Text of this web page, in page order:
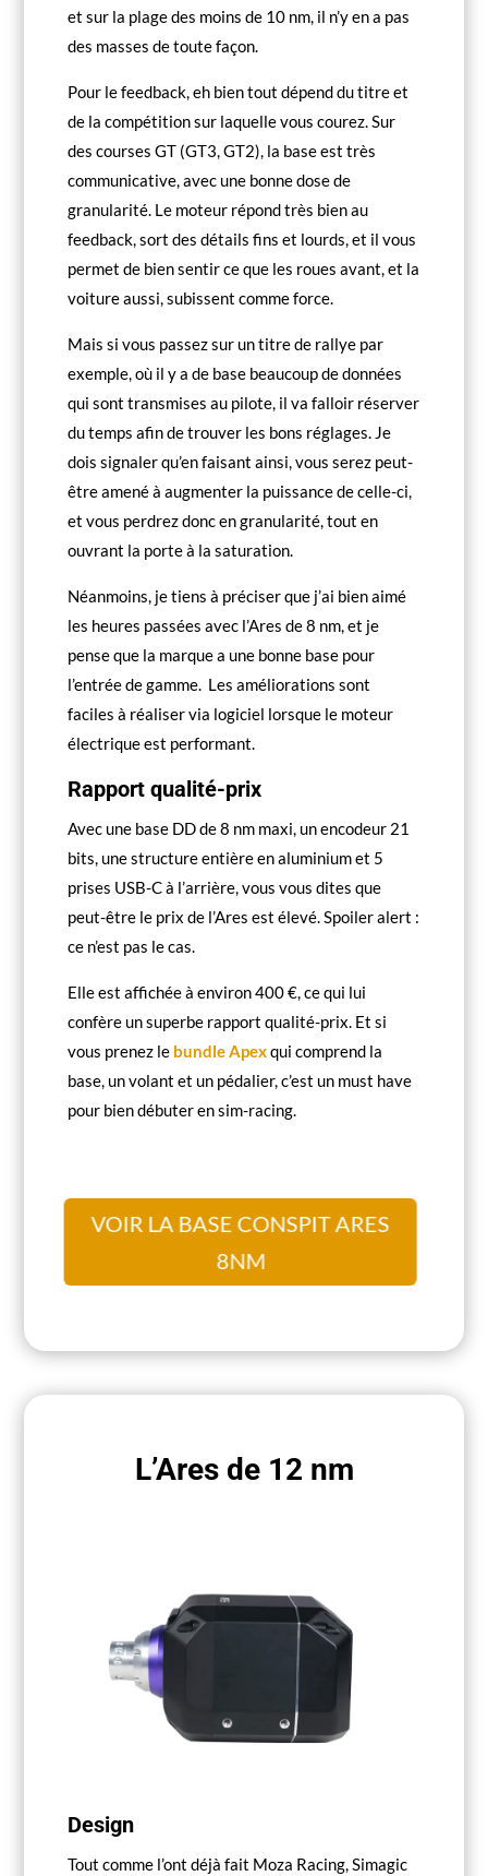
et sur la plage des moins de 10 nm, il n’y en a pas
des masses de toute façon.
Pour le feedback, eh bien tout dépend du titre et
de la compétition sur laquelle vous courez. Sur
des courses GT (GT3, GT2), la base est très
communicative, avec une bonne dose de
granularité. Le moteur répond très bien au
feedback, sort des détails fins et lourds, et il vous
permet de bien sentir ce que les roues avant, et la
voiture aussi, subissent comme force.
Mais si vous passez sur un titre de rallye par
exemple, où il y a de base beaucoup de données
qui sont transmises au pilote, il va falloir réserver
du temps afin de trouver les bons réglages. Je
dois signaler qu’en faisant ainsi, vous serez peut-
être amené à augmenter la puissance de celle-ci,
et vous perdrez donc en granularité, tout en
ouvrant la porte à la saturation.
Néanmoins, je tiens à préciser que j’ai bien aimé
les heures passées avec l’Ares de 8 nm, et je
pense que la marque a une bonne base pour
l’entrée de gamme. Les améliorations sont
faciles à réaliser via logiciel lorsque le moteur
électrique est performant.
Rapport qualité-prix
Avec une base DD de 8 nm maxi, un encodeur 21
bits, une structure entière en aluminium et 5
prises USB-C à l’arrière, vous vous dites que
peut-être le prix de l’Ares est élevé. Spoiler alert :
ce n’est pas le cas.
Elle est affichée à environ 400 €, ce qui lui
confère un superbe rapport qualité-prix. Et si
vous prenez le bundle Apexqui comprend la
base, un volant et un pédalier, c’est un must have
pour bien débuter en sim-racing.
VOIR LA BASE CONSPIT ARES
8NM
L’Ares de 12 nm
Design
Tout comme l’ont déjà fait Moza Racing, Simagic